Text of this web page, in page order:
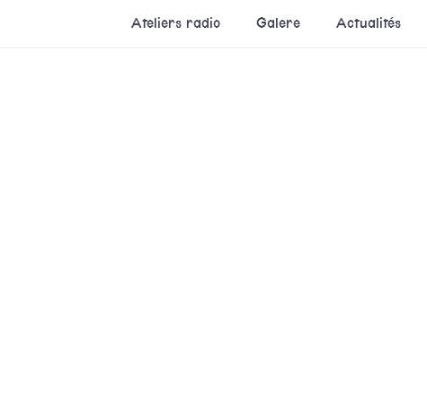
Ateliers radio Galere Actualités